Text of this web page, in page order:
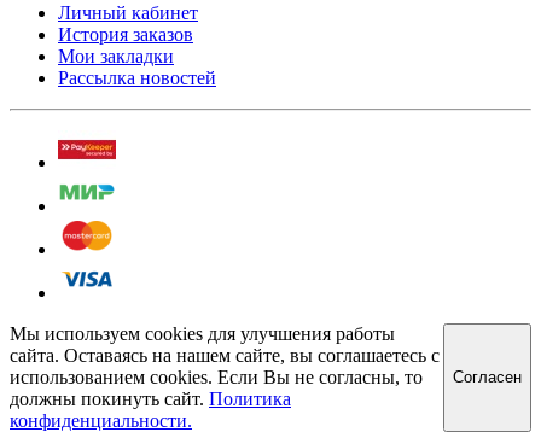
Личный кабинет
История заказов
Мои закладки
Рассылка новостей
Мы используем cookies для улучшения работы
сайта. Оставаясь на нашем сайте, вы соглашаетесь с
использованием cookies. Если Вы не согласны, то
должны покинуть сайт. Политика
конфиденциальности.
Cогласен